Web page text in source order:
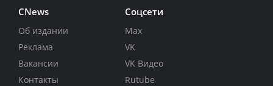
CNews
Об издании
Реклама
Вакансии
Контакты
Соцсети
Max
VK
VK Видео
Rutube